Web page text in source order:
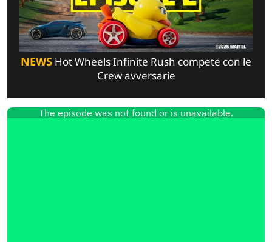
NEWS Hot Wheels Infinite Rush compete con le
Crew avversarie